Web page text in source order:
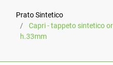
Prato Sintetico
Capri - tappeto sintetico
h.33mm